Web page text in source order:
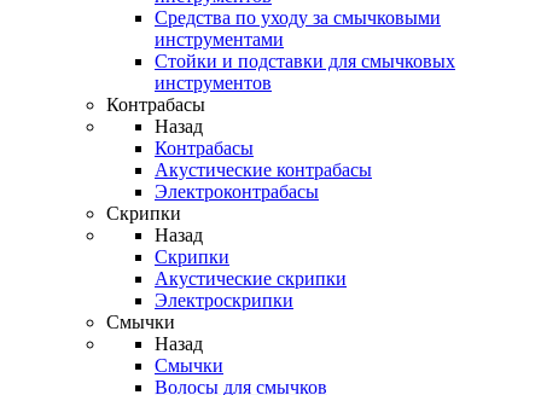
Средства по уходу за смычковыми
инструментами
Стойки и подставки для смычковых
инструментов
Контрабасы
Назад
Контрабасы
Акустические контрабасы
Электроконтрабасы
Скрипки
Назад
Скрипки
Акустические скрипки
Электроскрипки
Смычки
Назад
Смычки
Волосы для смычков